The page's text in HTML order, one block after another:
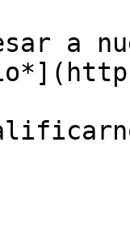
a